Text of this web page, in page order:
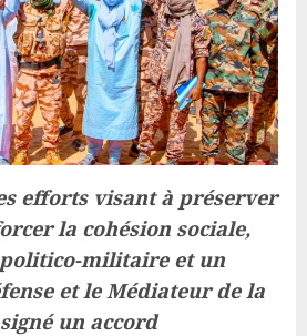
efforts visant à préserver
la cohésion sociale,
militaire et un
et le Médiateur de la
un accord